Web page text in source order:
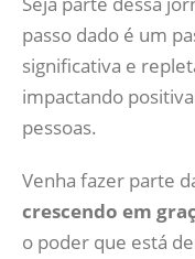
passo dado é um
significativa e
impactando
pessoas.
Venha fazer parte
crescendo em
o poder que está